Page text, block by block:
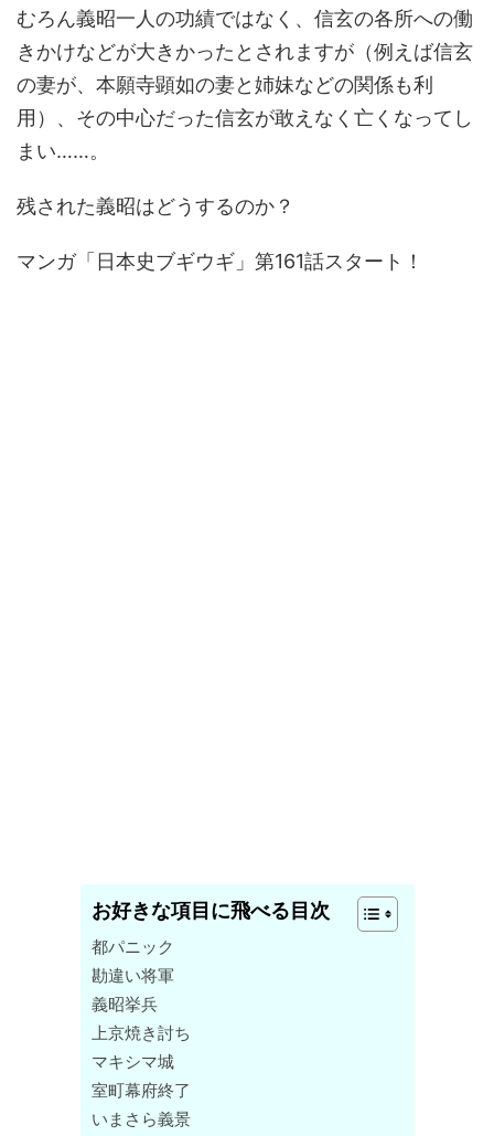
むろん義昭一人の功績ではなく、信玄の各所への働
きかけなどが大きかったとされますが（例えば信玄
の妻が、本願寺顕如の妻と姉妹などの関係も利
用）、その中心だった信玄が敢えなく亡くなってし
まい……。
残された義昭はどうするのか？
マンガ「日本史ブギウギ」第161話スタート！
お好きな項目に飛べる目次
都パニック
勘違い将軍
義昭挙兵
上京焼き討ち
マキシマ城
室町幕府終了
いまさら義景